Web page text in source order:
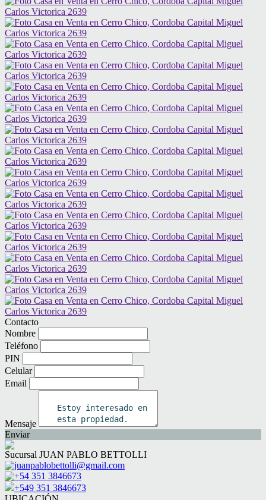
Contacto
Nombre
Teléfono
PIN
Celular
Email
Mensaje
Enviar
Sucursal JUAN PABLO BETTOLLI
juanpablobettolli@gmail.com
+54 351 3846673
+549 351 3846673